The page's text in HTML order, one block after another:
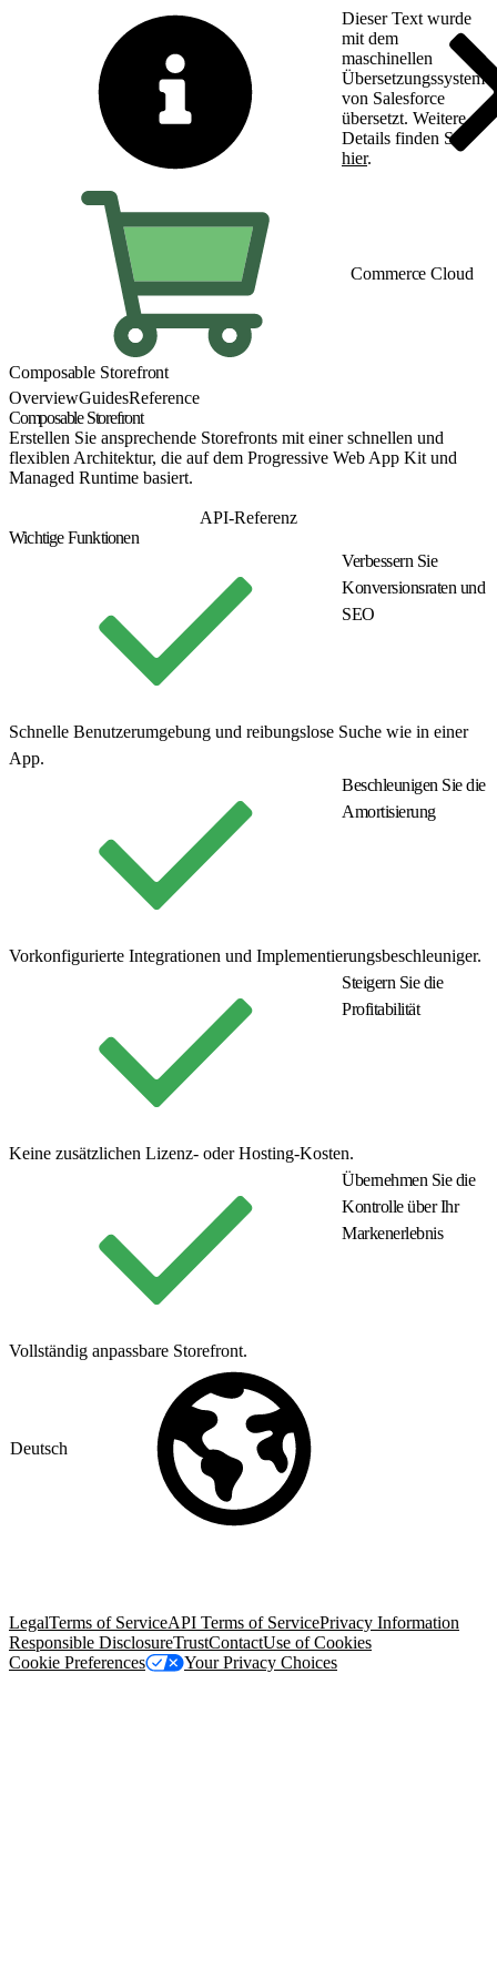
Dieser Text wurde
mit dem
maschinellen
Übersetzungssystem
von Salesforce
übersetzt. Weitere
Details finden Sie
hier.
Commerce Cloud
Composable Storefront
OverviewGuidesReference
Composable Storefront
Erstellen Sie ansprechende Storefronts mit einer schnellen und
flexiblen Architektur, die auf dem Progressive Web App Kit und
Managed Runtime basiert.
API-Referenz
Wichtige Funktionen
Verbessern Sie
Konversionsraten und
SEO
Schnelle Benutzerumgebung und reibungslose Suche wie in einer
App.
Beschleunigen Sie die
Amortisierung
Vorkonfigurierte Integrationen und Implementierungsbeschleuniger.
Steigern Sie die
Profitabilität
Keine zusätzlichen Lizenz- oder Hosting-Kosten.
Übernehmen Sie die
Kontrolle über Ihr
Markenerlebnis
Vollständig anpassbare Storefront.
Deutsch
LegalTerms of ServiceAPI Terms of ServicePrivacy Information
Responsible DisclosureTrustContactUse of Cookies
Cookie Preferences
Your Privacy Choices